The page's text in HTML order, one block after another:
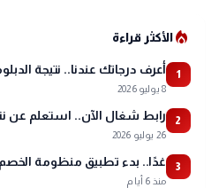
local_fire_departmentالأكثر قراءة
1 أعرف درجاتك عندنا.. نتيجة الدبلومات الفنية 2026
8 يوليو 2026
2 رابط شغال الآن.. استعلم عن نتيجة الثانوية الأزهرية
26 يوليو 2026
3 غدًا.. بدء تطبيق منظومة الخصم
منذ 6 أيام